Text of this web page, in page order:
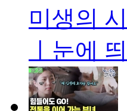
미생의
ㅣ눈에